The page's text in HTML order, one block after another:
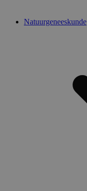
Natuurgeneeskunde